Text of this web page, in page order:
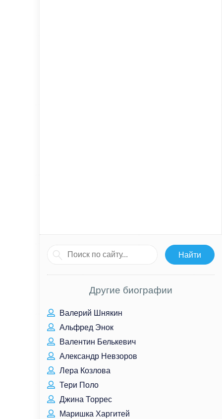
Другие биографии
Валерий Шнякин
Альфред Энок
Валентин Белькевич
Александр Невзоров
Лера Козлова
Тери Поло
Джина Торрес
Маришка Харгитей